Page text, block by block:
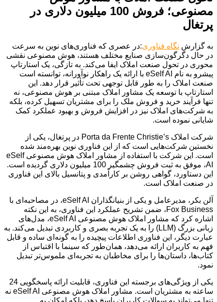
مصنوعی؛ فروش 100 میلیون دلاری در
پرتغال
به گزارش نگاه فناوری:در عصری که فناوری‌های نوین به سرعت
در حال دگرگون‌سازی صنایع مختلف هستند، هوش مصنوعی نقشی
محوری در تحول صنعت املاک ایفا می‌کند. به تازگی، یک استارتاپ
پیشرو به نام eSelf AI با ارائه یک راهکار نوآورانه، توانسته است
صنعت املاک را به طور قابل توجهی تحت تأثیر قرار دهد. این
استارتاپ با توسعه یک مشاور املاک مبتنی بر هوش مصنوعی، نه
تنها فرآیند خرید و فروش ملک را برای مشتریان تسهیل کرده، بلکه
به شرکت‌های املاک نیز در افزایش فروش و بهبود عملکرد کمک
شایانی نموده است.
شرکت املاک Porta da Frente Christie’s در پرتغال، یکی از
نخستین شرکت‌هایی است که از این فناوری نوین بهره‌مند شده
است. این شرکت با استفاده از مشاور املاک هوش مصنوعی eSelf
AI، موفق به ثبت فروش چشمگیر 100 میلیون دلاری گردیده است.
این دستاورد، گواهی روشن بر کارآمدی و پتانسیل بالای این فناوری
در صنعت املاک است.
آلن بکر، مدیرعامل و یکی از بنیانگذاران eSelf AI، در مصاحبه‌ای با
Fox Business، ضمن تشریح عملکرد این فناوری، به این نکته
اشاره کرد که مشاور املاک هوش مصنوعی eSelf AI، مدل‌های
زبانی بزرگ (LLM) را به یک تجربه بصری و کاربردی تبدیل می‌کند. به
عبارت دیگر، این فناوری اطلاعات پیچیده را به گونه‌ای ساده و قابل
فهم به کاربران ارائه می‌دهد، همان‌طور که سینما با اقتباس از
کتاب‌ها، داستان‌ها را برای مخاطبان به تجربه‌ای ملموس‌تر تبدیل
نمود.
یکی از ویژگی‌های برجسته این فناوری، قابلیت ارائه پاسخگویی 24
ساعته به مشتریان است. مشاور املاک هوش مصنوعی eSelf AI نه